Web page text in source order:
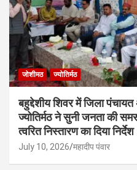
जोशीमठ ज्योतिर्मठ
बहुद्देशीय शिवर में जिला
ज्योतिर्मठ ने सुनी जनता की
त्वरित निस्तारण का दिया निर्देश
July 10, 2026 महादीप पंवार